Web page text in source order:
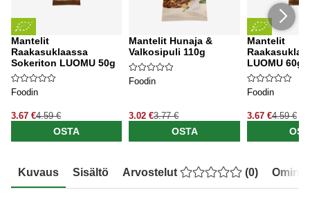
Mantelit
Raakasuklaassa
Sokeriton LUOMU 50g
Foodin
3.67 €4.59 €
OSTA
Mantelit Hunaja &
Valkosipuli 110g
Foodin
3.02 €3.77 €
OSTA
Mantelit
LUOMU 60g
Foodin
3.67 €4.59 €
Kuvaus Sisältö Arvostelut (0)